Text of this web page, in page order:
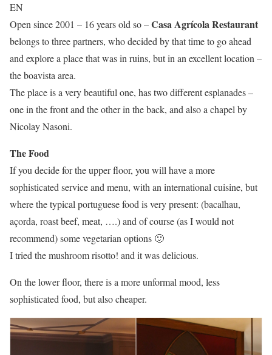
EN
Open since 2001 – 16 years old so –Casa Agrícola Restaurant
belongs to three partners, who decided by that time to go ahead
and explore a place that was in ruins, but in an excellent location –
the boavista area.
The place is a very beautiful one, has two different esplanades –
one in the front and the other in the back, and also a chapel by
Nicolay Nasoni.
The Food
If you decide for the upper floor, you will have a more
sophisticated service and menu, with an international cuisine, but
where the typical portuguese food is very present: (bacalhau,
açorda, roast beef, meat, ….) and of course (as I would not
recommend) some vegetarian options 🙂
I tried the mushroom risotto! and it was delicious.
On the lower floor, there is a more unformal mood, less
sophisticated food, but also cheaper.